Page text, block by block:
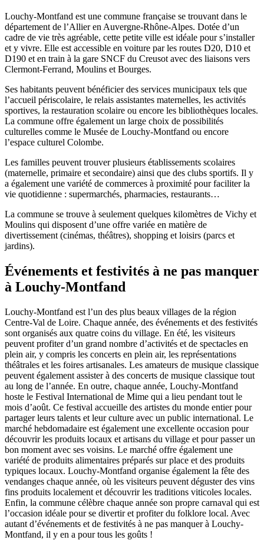
Louchy-Montfand est une commune française se trouvant dans le
département de l’Allier en Auvergne-Rhône-Alpes. Dotée d’un
cadre de vie très agréable, cette petite ville est idéale pour s’installer
et y vivre. Elle est accessible en voiture par les routes D20, D10 et
D190 et en train à la gare SNCF du Creusot avec des liaisons vers
Clermont-Ferrand, Moulins et Bourges.
Ses habitants peuvent bénéficier des services municipaux tels que
l’accueil périscolaire, le relais assistantes maternelles, les activités
sportives, la restauration scolaire ou encore les bibliothèques locales.
La commune offre également un large choix de possibilités
culturelles comme le Musée de Louchy-Montfand ou encore
l’espace culturel Colombe.
Les familles peuvent trouver plusieurs établissements scolaires
(maternelle, primaire et secondaire) ainsi que des clubs sportifs. Il y
a également une variété de commerces à proximité pour faciliter la
vie quotidienne : supermarchés, pharmacies, restaurants…
La commune se trouve à seulement quelques kilomètres de Vichy et
Moulins qui disposent d’une offre variée en matière de
divertissement (cinémas, théâtres), shopping et loisirs (parcs et
jardins).
Événements et festivités à ne pas manquer
à Louchy-Montfand
Louchy-Montfand est l’un des plus beaux villages de la région
Centre-Val de Loire. Chaque année, des événements et des festivités
sont organisés aux quatre coins du village. En été, les visiteurs
peuvent profiter d’un grand nombre d’activités et de spectacles en
plein air, y compris les concerts en plein air, les représentations
théâtrales et les foires artisanales. Les amateurs de musique classique
peuvent également assister à des concerts de musique classique tout
au long de l’année. En outre, chaque année, Louchy-Montfand
hoste le Festival International de Mime qui a lieu pendant tout le
mois d’août. Ce festival accueille des artistes du monde entier pour
partager leurs talents et leur culture avec un public international. Le
marché hebdomadaire est également une excellente occasion pour
découvrir les produits locaux et artisans du village et pour passer un
bon moment avec ses voisins. Le marché offre également une
variété de produits alimentaires préparés sur place et des produits
typiques locaux. Louchy-Montfand organise également la fête des
vendanges chaque année, où les visiteurs peuvent déguster des vins
fins produits localement et découvrir les traditions viticoles locales.
Enfin, la commune célèbre chaque année son propre carnaval qui est
l’occasion idéale pour se divertir et profiter du folklore local. Avec
autant d’événements et de festivités à ne pas manquer à Louchy-
Montfand, il y en a pour tous les goûts !